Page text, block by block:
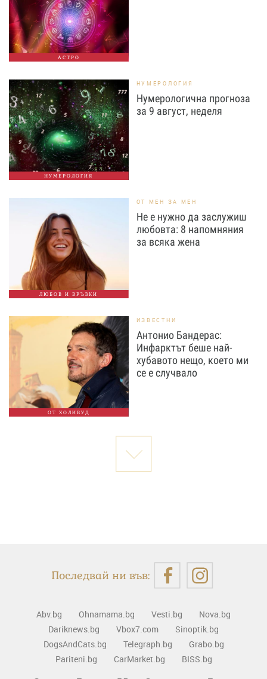
АСТРО
НУМЕРОЛОГИЯ
НУМЕРОЛОГИЯ
Нумерологична прогноза
за 9 август, неделя
ЛЮБОВ И ВРЪЗКИ
ОТ МЕН ЗА МЕН
Не е нужно да заслужиш
любовта: 8 напомняния
за всяка жена
ОТ ХОЛИВУД
ИЗВЕСТНИ
Антонио Бандерас:
Инфарктът беше най-
хубавото нещо, което ми
се е случвало
Последвай ни във:
Abv.bg Ohnamama.bg Vesti.bg
Nova.bg
Dariknews.bg
Vbox7.com
Sinoptik.bg
DogsAndCats.bg
Telegraph.bg
Grabo.bg
Pariteni.bg
CarMarket.bg
BISS.bg